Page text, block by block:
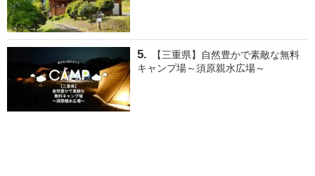
【三重県】自然豊かで素敵な無料
キャンプ場～須原親水広場～